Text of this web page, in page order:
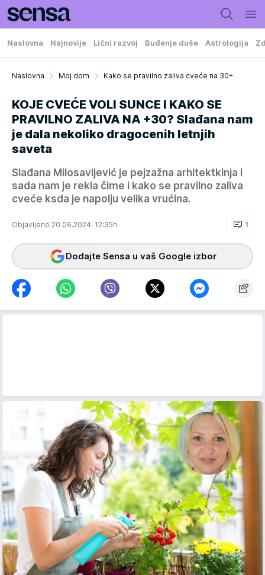
Naslovna Najnovije Lični razvoj Buđenje duše Astrologija
Naslovna Moj dom Kako se pravilno zaliva cveće na 30+
KOJE CVEĆE VOLI SUNCE I KAKO SE
PRAVILNO ZALIVA NA +30? Slađana nam
je dala nekoliko dragocenih letnjih
saveta
Slađana Milosavljević je pejzažna arhitektkinja i
sada nam je rekla čime i kako se pravilno zaliva
cveće ksda je napolju velika vrućina.
Objavljeno 20.06.2024. 12:35h 1
Dodajte Sensa u vaš Google izbor